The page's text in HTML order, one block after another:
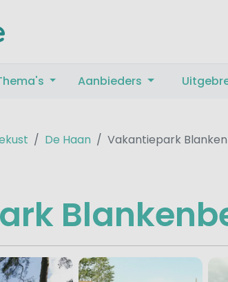
Aanbieders
De Haan Vakantiepark